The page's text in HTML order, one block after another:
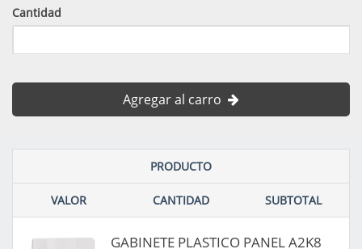
Cantidad
Agregar al carro
PRODUCTO
VALOR CANTIDAD SUBTOTAL
GABINETE PLASTICO PANEL A2K8